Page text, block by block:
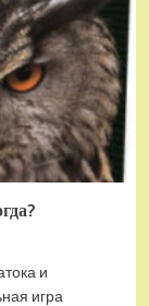
и
игра